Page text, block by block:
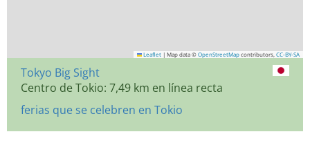
Leaflet | Map data © OpenStreetMap contributors, CC-BY-SA
Tokyo Big Sight
Centro de Tokio: 7,49 km en línea recta
ferias que se celebren en Tokio